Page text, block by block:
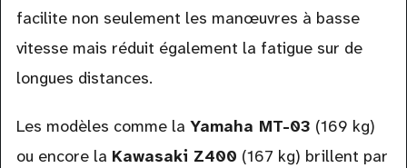
facilite non seulement les manœuvres à basse
vitesse mais réduit également la fatigue sur de
longues distances.
Les modèles comme la Yamaha MT-03 (169 kg)
ou encore la Kawasaki Z400 (167 kg) brillent par